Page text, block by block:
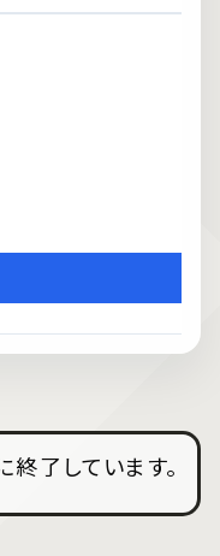
終了しています。